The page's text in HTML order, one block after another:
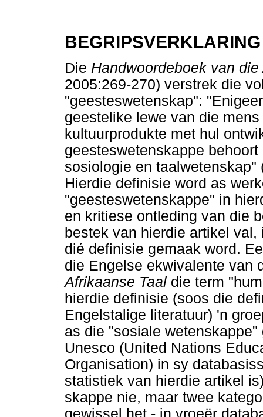
BEGRIPSVERKLARING
Die Handwoordeboek van
2005:269-270) verstrek die
"geesteswetenskap":
geestelike lewe van die
kultuurprodukte met hul
geesteswetenskappe
sosiologie en taalwetenskap"
Hierdie definisie word as
"geesteswetenskappe" in
en kritiese ontleding van die
bestek van hierdie artikel
dié definisie gemaak word.
die Engelse ekwivalente van
Afrikaanse Taal die term
hierdie definisie (soos die
Engelstalige literatuur) 'n
as die "sosiale
Unesco (United Nations
Organisation) in sy
statistiek van hierdie artikel
skappe nie, maar twee